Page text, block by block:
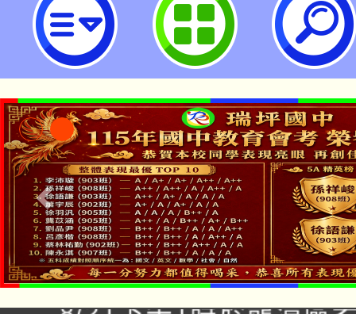
訊」、「青少年家長讀書會」、「
營」相關資訊，歡迎報名參加。-
中學
「本色祭」8/29、30在
場熱烈登場!
8/21下午1時於龍潭區